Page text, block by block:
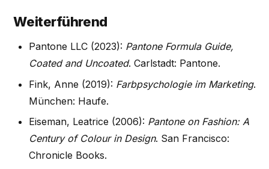
Weiterführend
Pantone LLC (2023): Pantone Formula Guide,
Coated and Uncoated. Carlstadt: Pantone.
Fink, Anne (2019): Farbpsychologie im Marketing.
München: Haufe.
Eiseman, Leatrice (2006): Pantone on Fashion: A
Century of Colour in Design. San Francisco:
Chronicle Books.